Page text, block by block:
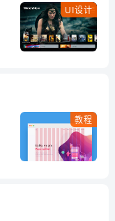
UI设计
教程